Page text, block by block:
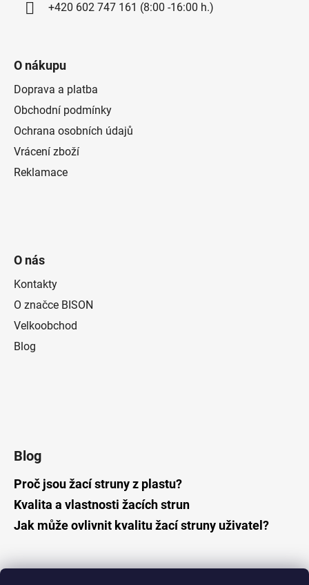
+420 602 747 161 (8:00 -16:00 h.)
O nákupu
Doprava a platba
Obchodní podmínky
Ochrana osobních údajů
Vrácení zboží
Reklamace
O nás
Kontakty
O značce BISON
Velkoobchod
Blog
Blog
Proč jsou žací struny z plastu?
Kvalita a vlastnosti žacích strun
Jak může ovlivnit kvalitu žací struny uživatel?